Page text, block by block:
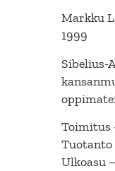
Markku
1999
Sibelius-
Toimitus
Tuotanto
Ulkoasu